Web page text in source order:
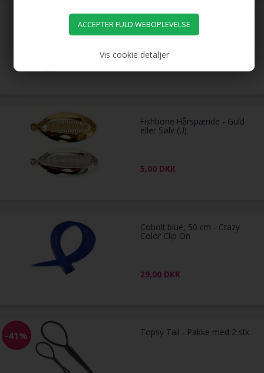
Vis cookie detaljer
7 cm hår donut M/ kunstigt hår
fl. farver
49,00
Fishbone Hårspænde - Guld
eller Sølv (U)
5,00 DKK
Cobolt blue, 50 cm - Crazy
Color Clip On
29,00 DKK
-41% Topsy Tail - Pakke med 2 stk